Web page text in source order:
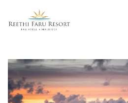
Reethifaru home